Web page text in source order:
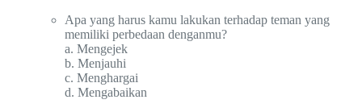
Apa yang harus kamu lakukan terhadap teman yang
memiliki perbedaan denganmu?
a. Mengejek
b. Menjauhi
c. Menghargai
d. Mengabaikan